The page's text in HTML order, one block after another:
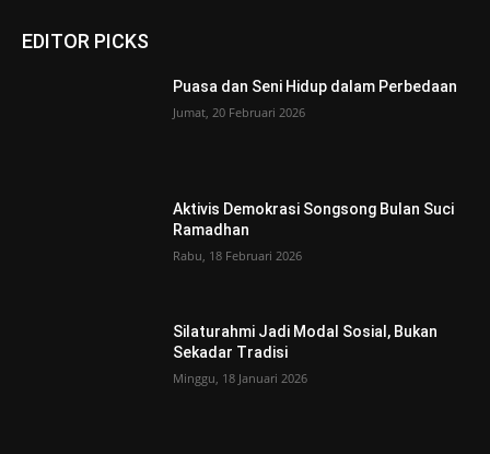
EDITOR PICKS
Puasa dan Seni Hidup dalam Perbedaan
Jumat, 20 Februari 2026
Aktivis Demokrasi Songsong Bulan Suci
Ramadhan
Rabu, 18 Februari 2026
Silaturahmi Jadi Modal Sosial, Bukan
Sekadar Tradisi
Minggu, 18 Januari 2026